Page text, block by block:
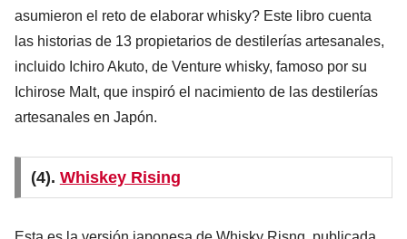
asumieron el reto de elaborar whisky? Este libro cuenta
las historias de 13 propietarios de destilerías artesanales,
incluido Ichiro Akuto, de Venture whisky, famoso por su
Ichirose Malt, que inspiró el nacimiento de las destilerías
artesanales en Japón.
(4). Whiskey Rising